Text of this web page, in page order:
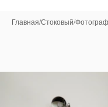
Главная/Стоковый/